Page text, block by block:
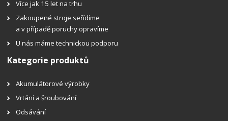
Více jak 15 let na trhu
Zakoupené stroje seřídíme
a v případě poruchy opravíme
U nás máme technickou podporu
Kategorie produktů
Akumulátorové výrobky
Vrtání a šroubování
Odsávání